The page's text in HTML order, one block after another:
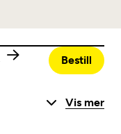
Bestill
Vis mer